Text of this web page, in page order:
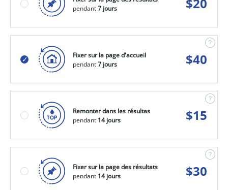
pendant7 jours
Fixer sur la page d'accueil
pendant7 jours $40
Remonter dans les résultas
pendant 14 jours $15
Fixer sur la page des résultats
pendant 14 jours $30